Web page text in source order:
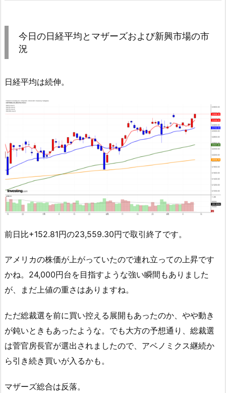
今日の日経平均とマザーズおよび新興市場の市
況
日経平均は続伸。
前日比+152.81円の23,559.30円で取引終了です。
アメリカの株価が上がっていたので連れ立っての上昇です
かね。24,000円台を目指すような強い瞬間もありました
が、まだ上値の重さはありますね。
ただ総裁選を前に買い控える展開もあったのか、やや動き
が鈍いときもあったような。でも大方の予想通り、総裁選
は菅官房長官が選出されましたので、アベノミクス継続か
ら引き続き買いが入るかも。
マザーズ総合は反落。